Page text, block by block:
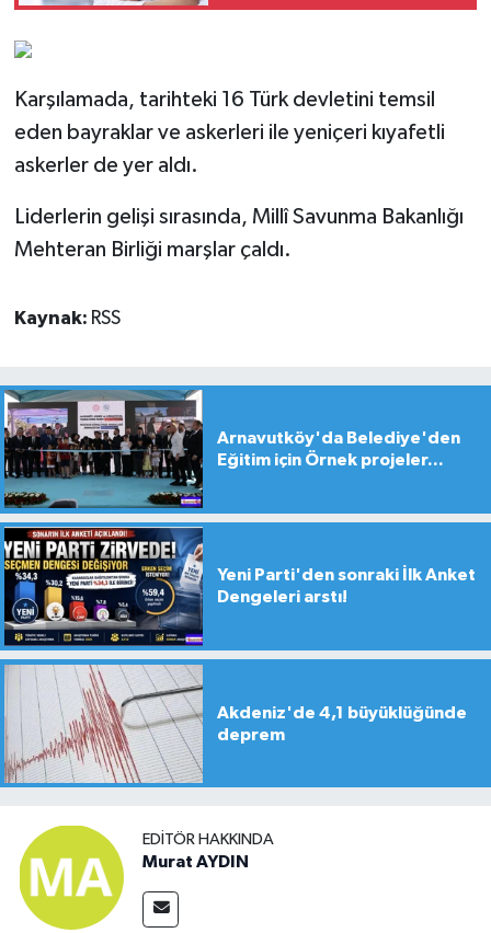
Karşılamada, tarihteki 16 Türk devletini temsil
eden bayraklar ve askerleri ile yeniçeri kıyafetli
askerler de yer aldı.
Liderlerin gelişi sırasında, Millî Savunma Bakanlığı
Mehteran Birliği marşlar çaldı.
Kaynak: RSS
Arnavutköy'da Belediye'den
Eğitim için Örnek projeler...
Yeni Parti'den sonraki İlk Anket
Dengeleri arstı!
Akdeniz'de 4,1 büyüklüğünde
deprem
EDITÖR HAKKINDA
Murat AYDIN